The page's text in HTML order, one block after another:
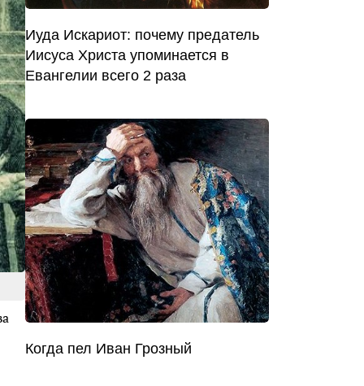
Иуда Искариот: почему предатель
Иисуса Христа упоминается в
Евангелии всего 2 раза
Когда пел Иван Грозный